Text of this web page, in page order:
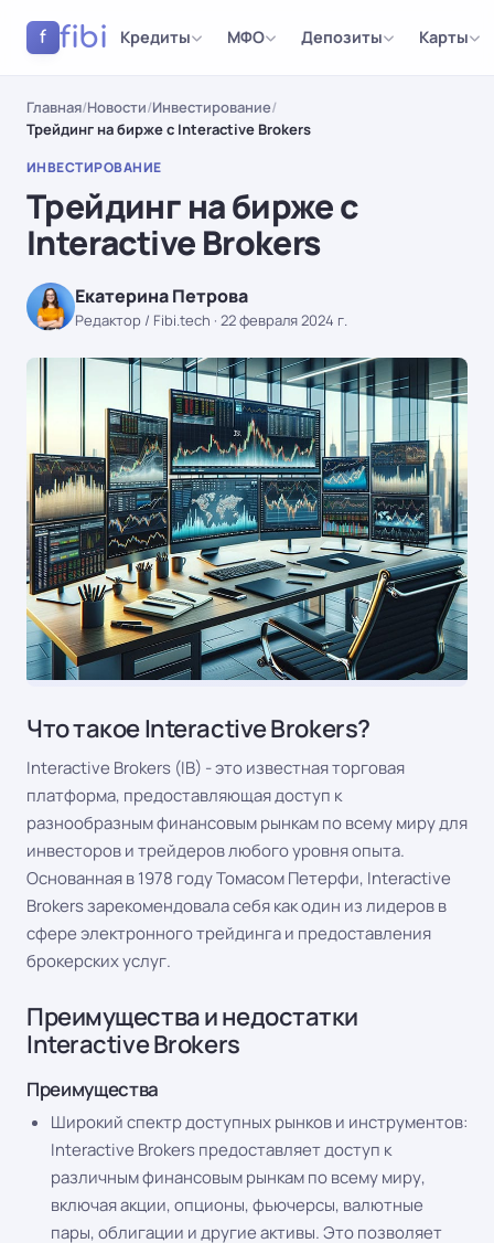
f fibi Кредиты МФО Депозиты Карты
Главная/Новости/Инвестирование/
Трейдинг на бирже с Interactive Brokers
ИНВЕСТИРОВАНИЕ
Трейдинг на бирже с
Interactive Brokers
Екатерина Петрова
Редактор / Fibi.tech · 22 февраля 2024 г.
ИНВЕСТИРОВАНИЕ
Что такое Interactive Brokers?
Interactive Brokers (IB) - это известная торговая
платформа, предоставляющая доступ к
разнообразным финансовым рынкам по всему миру для
инвесторов и трейдеров любого уровня опыта.
Основанная в 1978 году Томасом Петерфи, Interactive
Brokers зарекомендовала себя как один из лидеров в
сфере электронного трейдинга и предоставления
брокерских услуг.
Преимущества и недостатки
Interactive Brokers
Преимущества
Широкий спектр доступных рынков и инструментов:
Interactive Brokers предоставляет доступ к
различным финансовым рынкам по всему миру,
включая акции, опционы, фьючерсы, валютные
пары, облигации и другие активы. Это позволяет